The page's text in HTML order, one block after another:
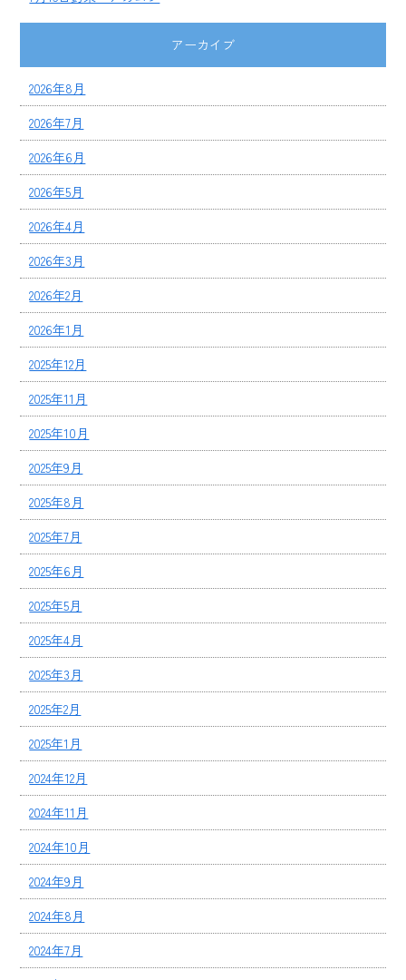
アーカイブ
2026年8月
2026年7月
2026年6月
2026年5月
2026年4月
2026年3月
2026年2月
2026年1月
2025年12月
2025年11月
2025年10月
2025年9月
2025年8月
2025年7月
2025年6月
2025年5月
2025年4月
2025年3月
2025年2月
2025年1月
2024年12月
2024年11月
2024年10月
2024年9月
2024年8月
2024年7月